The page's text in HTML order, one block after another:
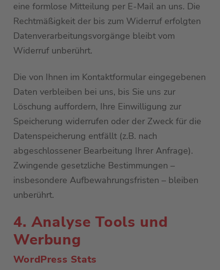
eine formlose Mitteilung per E-Mail an uns. Die
Rechtmäßigkeit der bis zum Widerruf erfolgten
Datenverarbeitungsvorgänge bleibt vom
Widerruf unberührt.
Die von Ihnen im Kontaktformular eingegebenen
Daten verbleiben bei uns, bis Sie uns zur
Löschung auffordern, Ihre Einwilligung zur
Speicherung widerrufen oder der Zweck für die
Datenspeicherung entfällt (z.B. nach
abgeschlossener Bearbeitung Ihrer Anfrage).
Zwingende gesetzliche Bestimmungen –
insbesondere Aufbewahrungsfristen – bleiben
unberührt.
4. Analyse Tools und
Werbung
WordPress Stats